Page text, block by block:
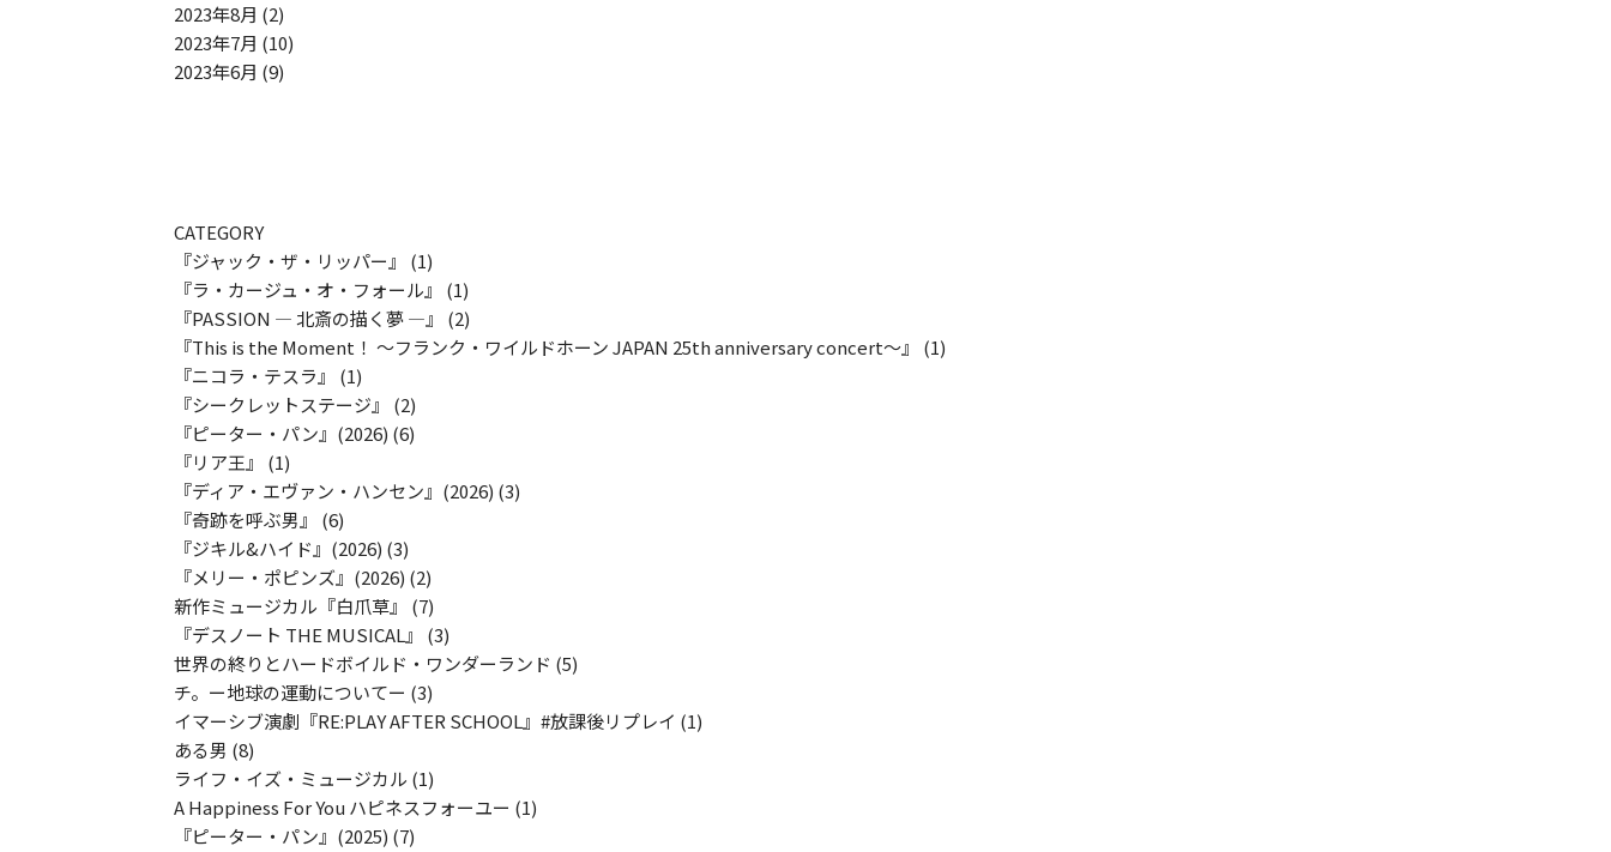
2023年8月 (2)
2023年7月 (10)
2023年6月 (9)
CATEGORY
『ジャック・ザ・リッパー』
(1)
『ラ・カージュ・オ・フォール』
(1)
『PASSION ― 北斎の描く夢 ―』
(2)
『This is the Moment！ ～フランク・ワイルドホーン JAPAN 25th anniversary concert～』
(1)
『ニコラ・テスラ』
(1)
『シークレットステージ』
(2)
『ピーター・パン』(2026) (6)
『リア王』
(1)
『ディア・エヴァン・ハンセン』(2026) (3)
『奇跡を呼ぶ男』
(6)
『ジキル&ハイド』(2026) (3)
『メリー・ポピンズ』(2026) (2)
新作ミュージカル『白爪草』
(7)
『デスノート THE MUSICAL』
(3)
世界の終りとハードボイルド・ワンダーランド (5)
チ。ー地球の運動についてー (3)
イマーシブ演劇『RE:PLAY AFTER SCHOOL』#放課後リプレイ (1)
ある男 (8)
ライフ・イズ・ミュージカル (1)
A Happiness For You ハピネスフォーユー (1)
『ピーター・パン』(2025) (7)